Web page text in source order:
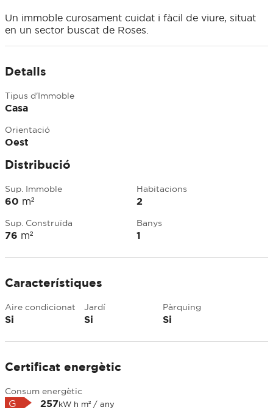
Un immoble curosament cuidat i fàcil de viure, situat
en un sector buscat de Roses.
Detalls
Tipus d'Immoble
Casa
Orientació
Oest
Distribució
Sup. Immoble
60 m²
Sup. Construïda
76 m²
Habitacions
2
Banys
1
Característiques
Aire condicionat
Si
Jardí
Si
Pàrquing
Si
Certificat energètic
Consum energètic
G 257kW h m² / any